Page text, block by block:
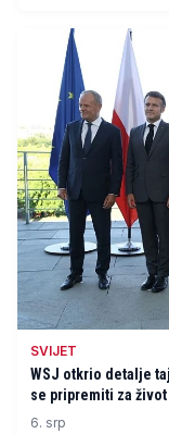
SVIJET
WSJ otkrio detalje
se pripremiti za
6. srp